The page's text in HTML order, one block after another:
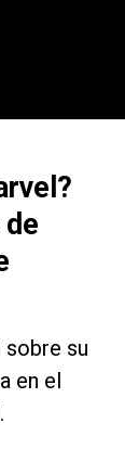
su
en el